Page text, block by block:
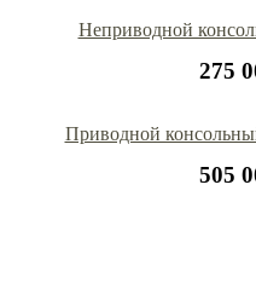
Неприводной
275
Приводной
505